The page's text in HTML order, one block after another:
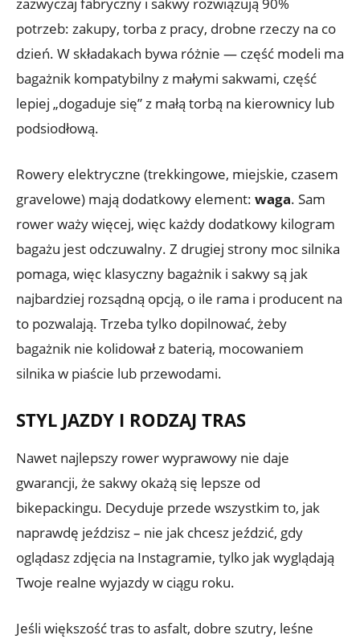
potrzeb: zakupy, torba z pracy, drobne rzeczy na co
dzień. W składakach bywa różnie — część modeli ma
bagażnik kompatybilny z małymi sakwami, część
lepiej „dogaduje się” z małą torbą na kierownicy lub
podsiodłową.
Rowery elektryczne (trekkingowe, miejskie, czasem
gravelowe) mają dodatkowy element: waga. Sam
rower waży więcej, więc każdy dodatkowy kilogram
bagażu jest odczuwalny. Z drugiej strony moc silnika
pomaga, więc klasyczny bagażnik i sakwy są jak
najbardziej rozsądną opcją, o ile rama i producent na
to pozwalają. Trzeba tylko dopilnować, żeby
bagażnik nie kolidował z baterią, mocowaniem
silnika w piaście lub przewodami.
STYL JAZDY I RODZAJ TRAS
Nawet najlepszy rower wyprawowy nie daje
gwarancji, że sakwy okażą się lepsze od
bikepackingu. Decyduje przede wszystkim to, jak
naprawdę jeździsz – nie jak chcesz jeździć, gdy
oglądasz zdjęcia na Instagramie, tylko jak wyglądają
Twoje realne wyjazdy w ciągu roku.
Jeśli większość tras to asfalt, dobre szutry, leśne